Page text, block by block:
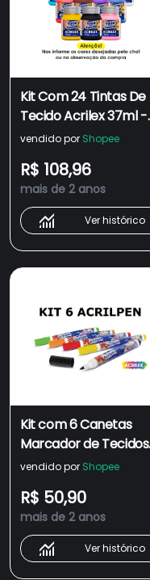
Kit Com 24 Tintas De
Tecido Acrilex 37ml -
Escolha As Cores
vendido por Shopee
R$ 108,96
mais de 2 anos
Ver histórico
Kit com 6 Canetas
Marcador de Tecidos
Acrilpen - Escolha as
vendido por Shopee
R$ 50,90
mais de 2 anos
Ver histórico